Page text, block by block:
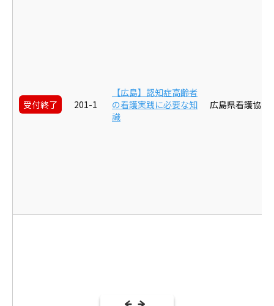
受付終了 201-1
【広島】認知症高齢者
の看護実践に必要な知
識
広島県看護協会